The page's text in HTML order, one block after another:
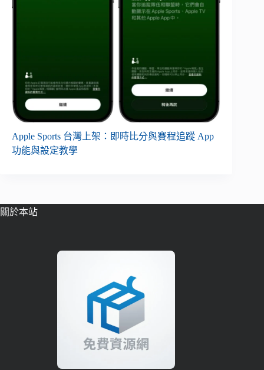
Apple Sports 台灣上架：即時比分與賽程追蹤 App
功能與設定教學
關於本站